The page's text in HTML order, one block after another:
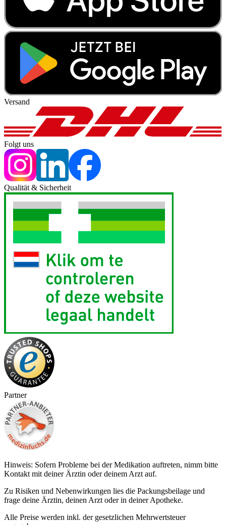
Versand
Folgt uns
Qualität & Sicherheit
Partner
Hinweis: Sofern Probleme bei der Medikation auftreten, nimm bitte
Kontakt mit deiner Ärztin oder deinem Arzt auf.
Zu Risiken und Nebenwirkungen lies die Packungsbeilage und
frage deine Ärztin, deinen Arzt oder in deiner Apotheke.
Alle Preise werden inkl. der gesetzlichen Mehrwertsteuer